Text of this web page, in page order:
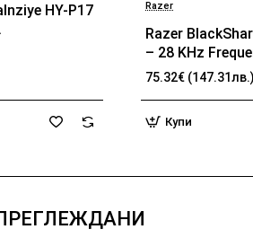
БЕСТСЕЛЪР
HY-P17
Razer
Razer
– 28 KHz
32 Ω (1 kHz)
TriForce Driver,
passive noise
75.32€ (147.31лв.)
Купи